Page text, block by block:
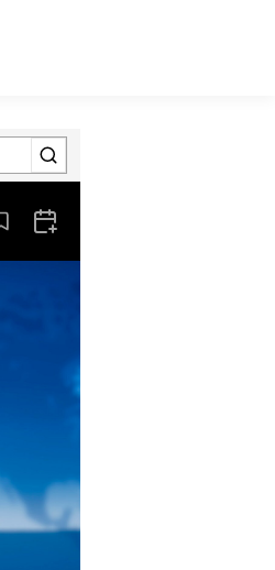
Aus den Lesezeichen entfernen
Zum Kalender hinzufügen